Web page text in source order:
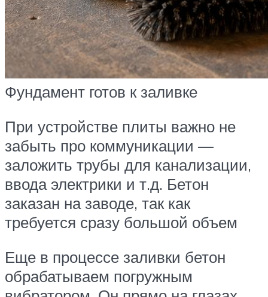
Фундамент готов к заливке
При устройстве плиты важно не
забыть про коммуникации —
заложить трубы для канализации,
ввода электрики и т.д. Бетон
заказан на заводе, так как
требуется сразу большой объем
Еще в процессе заливки бетон
обрабатываем погружным